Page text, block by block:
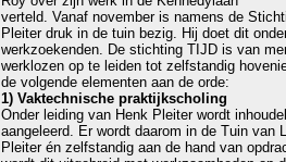
verteld. Vanaf november is namens de
Pleiter druk in de tuin bezig. Hij doet dit
werkzoekenden. De stichting TIJD is van
werklozen op te leiden tot zelfstandig
de volgende elementen aan de orde:
1) Vaktechnische praktijkscholing
Onder leiding van Henk Pleiter wordt
aangeleerd. Er wordt daarom in de Tuin van
Pleiter én zelfstandig aan de hand van